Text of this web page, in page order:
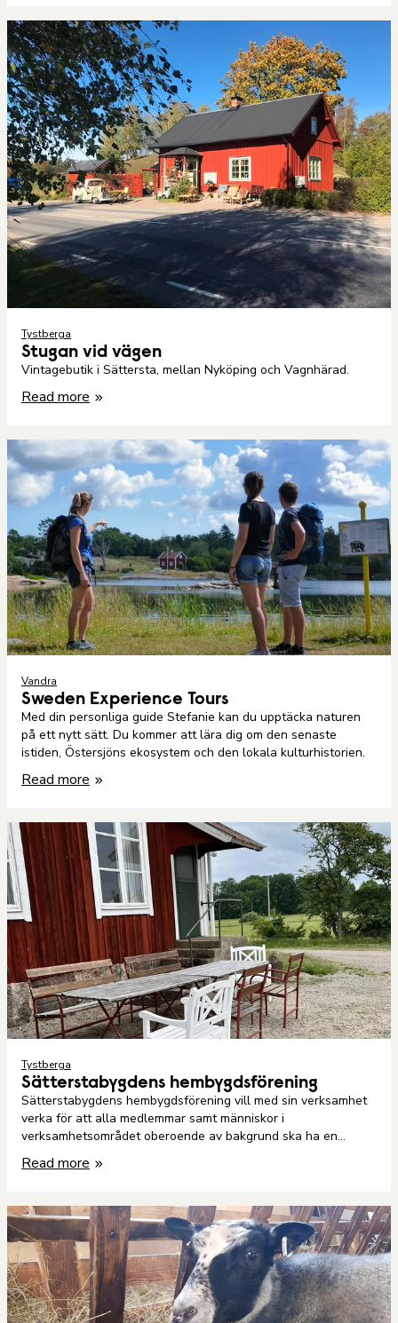
Tystberga
Stugan vid vägen
Vintagebutik i Sättersta, mellan Nyköping och Vagnhärad.
Read more
Vandra
Sweden Experience Tours
Med din personliga guide Stefanie kan du upptäcka naturen
på ett nytt sätt. Du kommer att lära dig om den senaste
istiden, Östersjöns ekosystem och den lokala kulturhistorien.
Read more
Tystberga
Sätterstabygdens hembygdsförening
Sätterstabygdens hembygdsförening vill med sin verksamhet
verka för att alla medlemmar samt människor i
verksamhetsområdet oberoende av bakgrund ska ha en
Read more